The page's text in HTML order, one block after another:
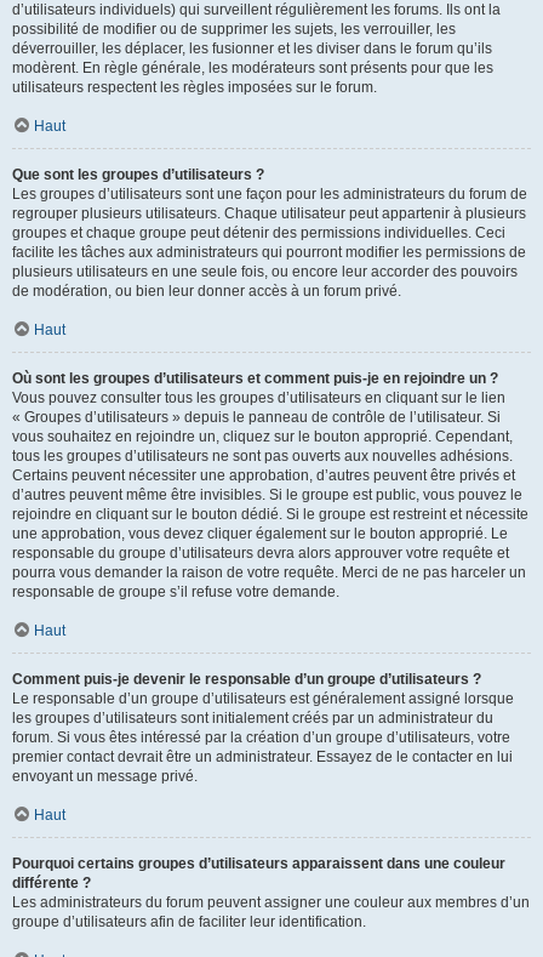
d’utilisateurs individuels) qui surveillent régulièrement les forums. Ils ont la
possibilité de modifier ou de supprimer les sujets, les verrouiller, les
déverrouiller, les déplacer, les fusionner et les diviser dans le forum qu’ils
modèrent. En règle générale, les modérateurs sont présents pour que les
utilisateurs respectent les règles imposées sur le forum.
Haut
Que sont les groupes d’utilisateurs ?
Les groupes d’utilisateurs sont une façon pour les administrateurs du forum de
regrouper plusieurs utilisateurs. Chaque utilisateur peut appartenir à plusieurs
groupes et chaque groupe peut détenir des permissions individuelles. Ceci
facilite les tâches aux administrateurs qui pourront modifier les permissions de
plusieurs utilisateurs en une seule fois, ou encore leur accorder des pouvoirs
de modération, ou bien leur donner accès à un forum privé.
Haut
Où sont les groupes d’utilisateurs et comment puis-je en rejoindre un ?
Vous pouvez consulter tous les groupes d’utilisateurs en cliquant sur le lien
« Groupes d’utilisateurs » depuis le panneau de contrôle de l’utilisateur. Si
vous souhaitez en rejoindre un, cliquez sur le bouton approprié. Cependant,
tous les groupes d’utilisateurs ne sont pas ouverts aux nouvelles adhésions.
Certains peuvent nécessiter une approbation, d’autres peuvent être privés et
d’autres peuvent même être invisibles. Si le groupe est public, vous pouvez le
rejoindre en cliquant sur le bouton dédié. Si le groupe est restreint et nécessite
une approbation, vous devez cliquer également sur le bouton approprié. Le
responsable du groupe d’utilisateurs devra alors approuver votre requête et
pourra vous demander la raison de votre requête. Merci de ne pas harceler un
responsable de groupe s’il refuse votre demande.
Haut
Comment puis-je devenir le responsable d’un groupe d’utilisateurs ?
Le responsable d’un groupe d’utilisateurs est généralement assigné lorsque
les groupes d’utilisateurs sont initialement créés par un administrateur du
forum. Si vous êtes intéressé par la création d’un groupe d’utilisateurs, votre
premier contact devrait être un administrateur. Essayez de le contacter en lui
envoyant un message privé.
Haut
Pourquoi certains groupes d’utilisateurs apparaissent dans une couleur
différente ?
Les administrateurs du forum peuvent assigner une couleur aux membres d’un
groupe d’utilisateurs afin de faciliter leur identification.